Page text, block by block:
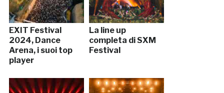
EXIT Festival
2024, Dance
Arena, i suoi top
player
La line up
completa di SXM
Festival